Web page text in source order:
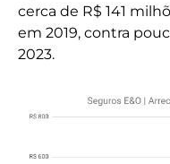
cerca de R$ 141
em 2019, contra
2023.